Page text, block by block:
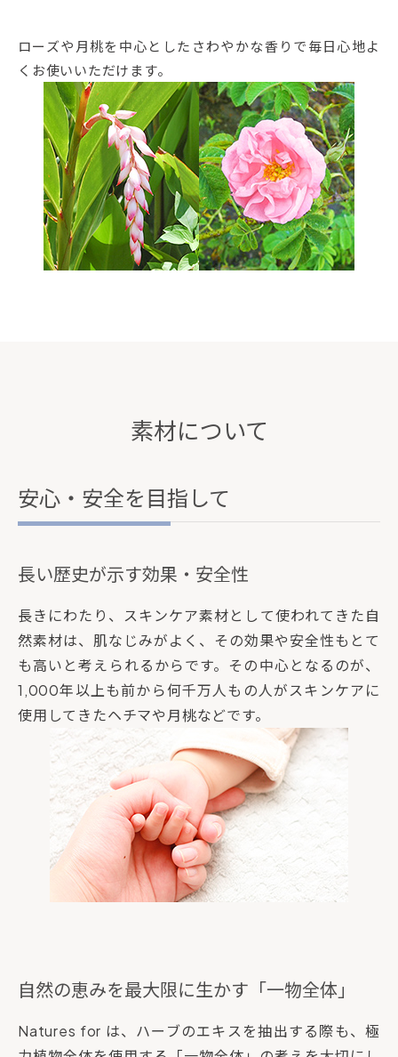
ローズや月桃を中心としたさわやかな香りで毎日心地よ
くお使いいただけます。
素材について
安心・安全を目指して
長い歴史が示す効果・安全性
長きにわたり、スキンケア素材として使われてきた自
然素材は、肌なじみがよく、その効果や安全性もとて
も高いと考えられるからです。その中心となるのが、
1,000年以上も前から何千万人もの人がスキンケアに
使用してきたヘチマや月桃などです。
自然の恵みを最大限に生かす「一物全体」
Natures for は、ハーブのエキスを抽出する際も、極